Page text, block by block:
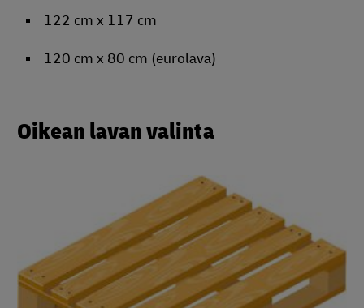
122 cm x 117 cm
120 cm x 80 cm (eurolava)
Oikean lavan valinta